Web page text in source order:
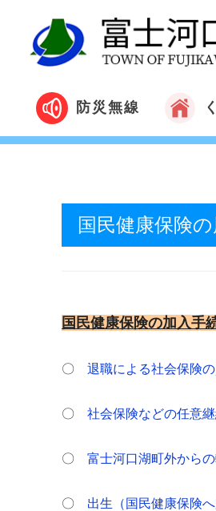
防災無線
国民健康保険の
国民健康保険の加入手
〇 退職による社会保険
〇 社会保険などの任意
〇 富士河口湖町外から
〇 出生（国民健康保険